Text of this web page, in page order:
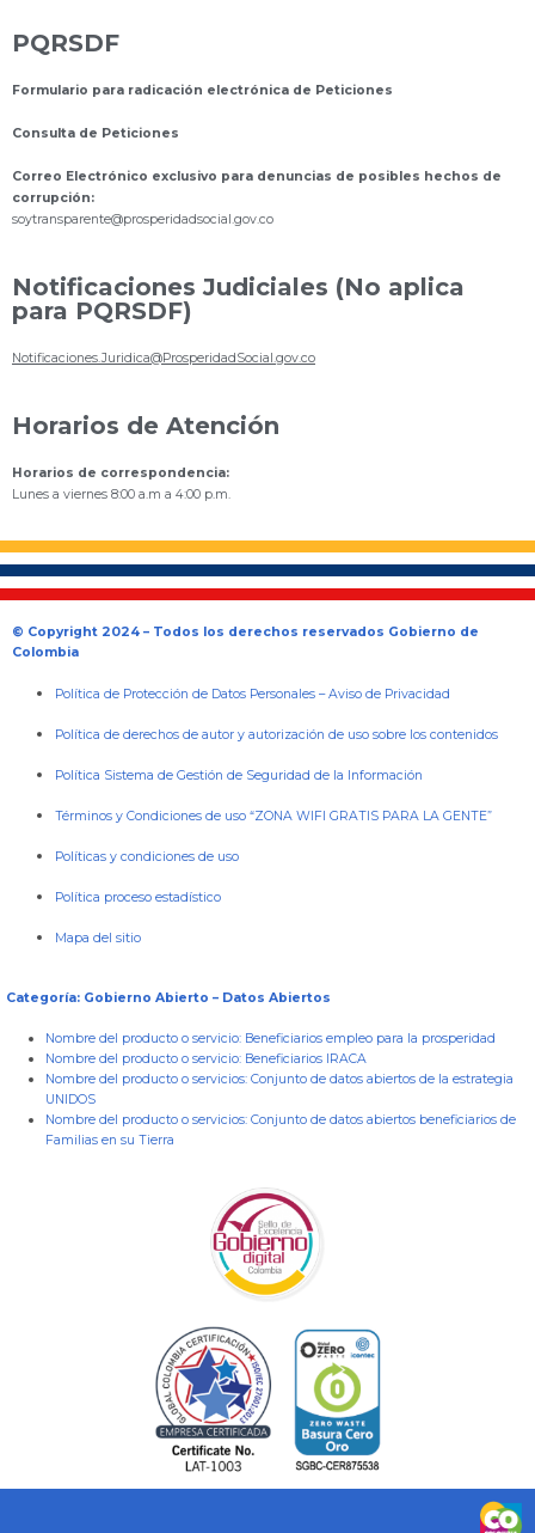
PQRSDF
Formulario para radicación electrónica de Peticiones
Consulta de Peticiones
Correo Electrónico exclusivo para denuncias de posibles hechos de
corrupción:
soytransparente@prosperidadsocial.gov.co
Notificaciones Judiciales (No aplica
para PQRSDF)
Notificaciones.Juridica@ProsperidadSocial.gov.co
Horarios de Atención
Horarios de correspondencia:
Lunes a viernes 8:00 a.m a 4:00 p.m.
© Copyright 2024 – Todos los derechos reservados Gobierno de
Colombia
Política de Protección de Datos Personales –Aviso de Privacidad
Política de derechos de autor y autorización de uso sobre los contenidos
Política Sistema de Gestión de Seguridad de la Información
Términos y Condiciones de uso “ZONA WIFI GRATIS PARA LA GENTE”
Políticas y condiciones de uso
Política proceso estadístico
Mapa del sitio
Categoría: Gobierno Abierto – Datos Abiertos
Nombre del producto o servicio: Beneficiarios empleo para la prosperidad
Nombre del producto o servicio: Beneficiarios IRACA
Nombre del producto o servicios: Conjunto de datos abiertos de la estrategia
UNIDOS
Nombre del producto o servicios: Conjunto de datos abiertos beneficiarios de
Familias en su Tierra